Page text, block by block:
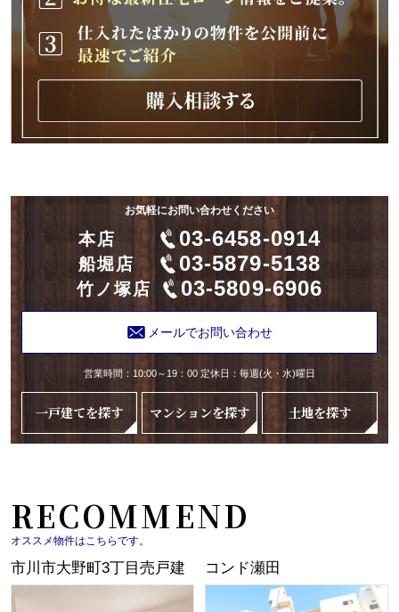
お気軽にお問い合わせください
本店 03-6458-0914
船堀店 03-5879-5138
竹ノ塚店 03-5809-6906
メールでお問い合わせ
営業時間：10:00～19：00 定休日：毎週(火・水)曜日
一戸建てを探す マンションを探す 土地を探す
RECOMMEND
オススメ物件はこちらです。
市川市大野町3丁目売戸建 コンド瀬田